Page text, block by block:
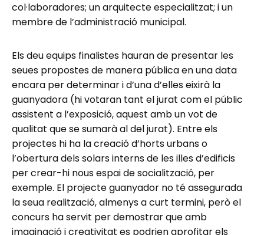
col·laboradores; un arquitecte especialitzat; i un
membre de l’administració municipal.
Els deu equips finalistes hauran de presentar les
seues propostes de manera pública en una data
encara per determinar i d’una d’elles eixirà la
guanyadora (hi votaran tant el jurat com el públic
assistent a l’exposició, aquest amb un vot de
qualitat que se sumarà al del jurat). Entre els
projectes hi ha la creació d’horts urbans o
l’obertura dels solars interns de les illes d’edificis
per crear-hi nous espai de socialització, per
exemple. El projecte guanyador no té assegurada
la seua realització, almenys a curt termini, però el
concurs ha servit per demostrar que amb
imaginació i creativitat es podrien aprofitar els